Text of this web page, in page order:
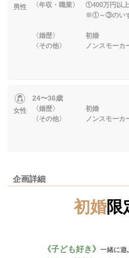
男性
〈年収・職業〉 ①400万円
※①～③のいずれか
〈婚歴〉 初婚
〈その他〉 ノンスモーカ
女性
24〜36歳
〈婚歴〉 初婚
〈その他〉 ノンスモーカ
企画詳細
初婚
《子ども好き》 一緒に